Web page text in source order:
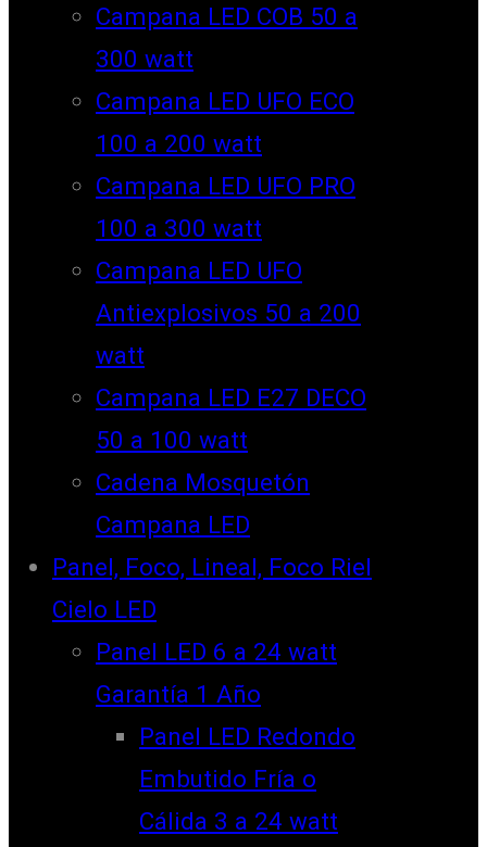
Campana LED COB 50 a
300 watt
Campana LED UFO ECO
100 a 200 watt
Campana LED UFO PRO
100 a 300 watt
Campana LED UFO
Antiexplosivos 50 a 200
watt
Campana LED E27 DECO
50 a 100 watt
Cadena Mosquetón
Campana LED
Panel, Foco, Lineal, Foco Riel
Cielo LED
Panel LED 6 a 24 watt
Garantía 1 Año
Panel LED Redondo
Embutido Fría o
Cálida 3 a 24 watt